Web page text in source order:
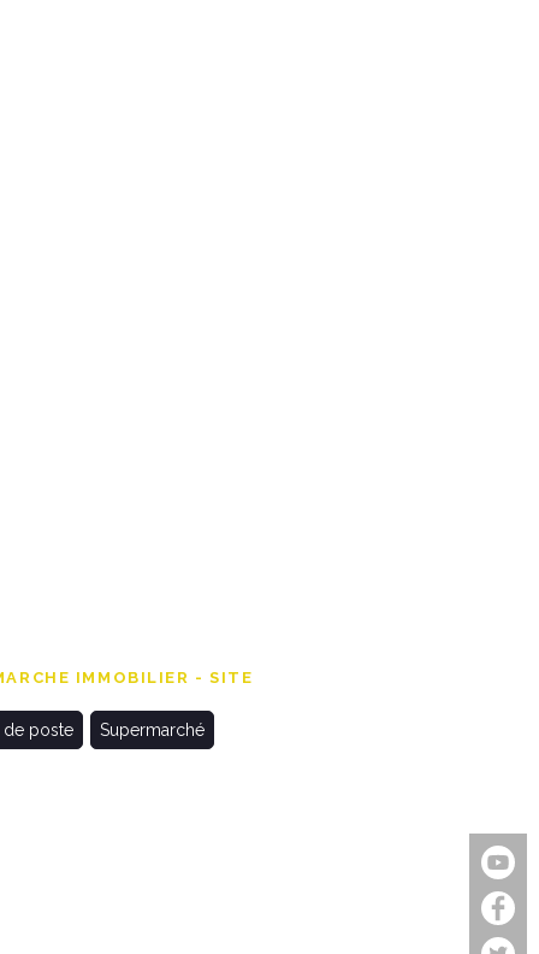
IMMOBILIER - SITE
de poste Supermarché